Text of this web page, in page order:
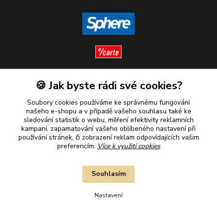
Sledujte nás
Plaťte u nás bezpečně
🍪 Jak byste rádi své cookies?
Soubory cookies používáme ke správnému fungování
našeho e-shopu a v případě vašeho souhlasu také ke
sledování statistik o webu, měření efektivity reklamních
kampaní, zapamatování vašeho oblíbeného nastavení při
používání stránek, či zobrazení reklam odpovídajících vašim
preferencím. Více k využití cookies
Nastavení
Souhlasím